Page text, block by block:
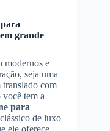
grande
modernos e
seja uma
translado com
tem a
para
de luxo